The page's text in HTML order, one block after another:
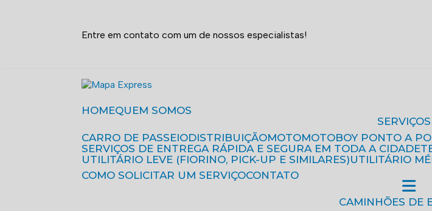
Entre em contato com um de nossos especialistas!
HOME
QUEM SOMOS
SERVIÇOS
CARRO DE PASSEIO
DISTRIBUIÇÃO MOTO
MOTOBOY PONTO A
SERVIÇOS DE ENTREGA RÁPIDA E SEGURA EM TODA A CIDADE
UTILITÁRIO LEVE (FIORINO, PICK-UP E SIMILARES)
UTILITÁRIO
COMO SOLICITAR UM SERVIÇO CONTATO
CAMINHÕES DE